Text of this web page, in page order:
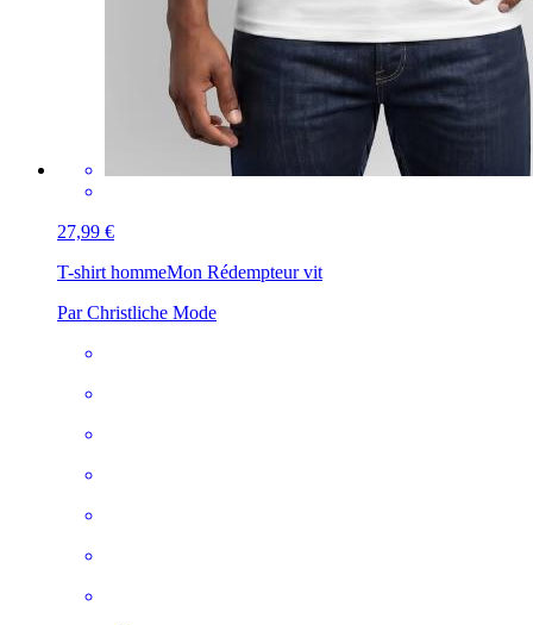
27,99 €
T-shirt hommeMon Rédempteur vit
Par Christliche Mode